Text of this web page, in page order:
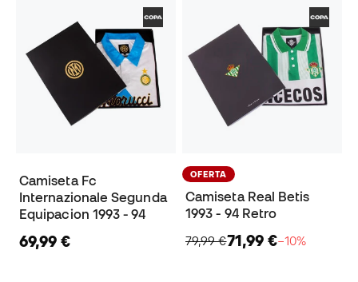
Camiseta Fc
Internazionale Segunda
Equipacion 1993 - 94
69,99 €
OFERTA
Camiseta Real Betis
1993 - 94 Retro
79,99 €71,99 €−10%